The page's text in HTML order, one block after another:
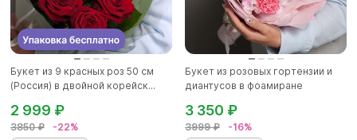
Букет из 9 красных роз 50 см
(Россия) в двойной корейск...
3850 ₽ -22%
2 999 ₽
Букет из розовых гортензии и
диантусов в фоамиране
3999 ₽ -16%
3 350 ₽